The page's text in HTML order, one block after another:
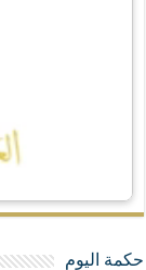
حكمة اليوم